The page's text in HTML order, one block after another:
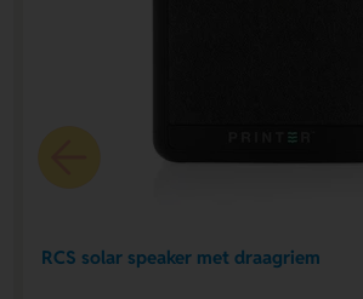
RCS solar speaker met draagriem